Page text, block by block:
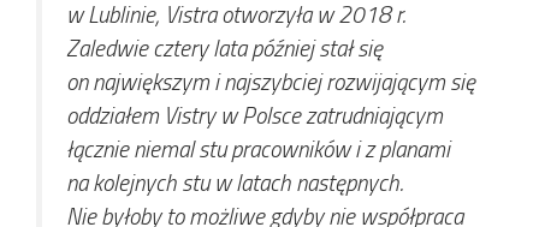
w Lublinie, Vistra otworzyła w 2018 r.
Zaledwie cztery lata później stał się
on największym i najszybciej rozwijającym się
oddziałem Vistry w Polsce zatrudniającym
łącznie niemal stu pracowników i z planami
na kolejnych stu w latach następnych.
Nie byłoby to możliwe gdyby nie współpraca